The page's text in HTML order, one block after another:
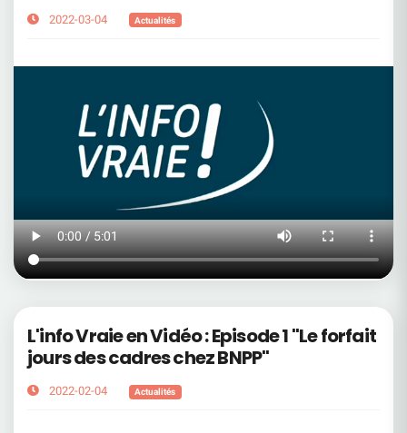
2022-03-04 Actualités
L'info Vraie en Vidéo : Episode 1 "Le forfait
jours des cadres chez BNPP"
2022-02-04 Actualités